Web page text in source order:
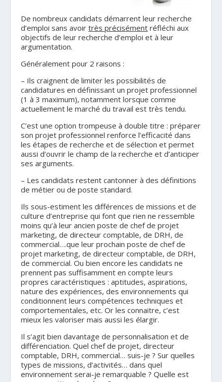
De nombreux candidats démarrent leur recherche
d’emploi sans avoirtrès précisément réfléchi aux
objectifs de leur recherche d’emploi et à leur
argumentation.
Généralement pour 2 raisons :
– Ils craignent de limiter les possibilités de
candidatures en définissant un projet professionnel
(1 à 3 maximum), notamment lorsque comme
actuellement le marché du travail est très tendu.
C’est une option trompeuse à double titre : préparer
son projet professionnel renforce l’efficacité dans
les étapes de recherche et de sélection et permet
aussi d’ouvrir le champ de la recherche et d’anticiper
ses arguments.
– Les candidats restent cantonner à des définitions
de métier ou de poste standard.
Ils sous-estiment les différences de missions et de
culture d’entreprise qui font que rien ne ressemble
moins qu’à leur ancien poste de chef de projet
marketing, de directeur comptable, de DRH, de
commercial….que leur prochain poste de chef de
projet marketing, de directeur comptable, de DRH,
de commercial. Ou bien encore les candidats ne
prennent pas suffisamment en compte leurs
propres caractéristiques : aptitudes, aspirations,
nature des expériences, des environnements qui
conditionnent leurs compétences techniques et
comportementales, etc. Or les connaitre, c’est
mieux les valoriser mais aussi les élargir.
Il s’agit bien davantage de personnalisation et de
différenciation. Quel chef de projet, directeur
comptable, DRH, commercial… suis-je ? Sur quelles
types de missions, d’activités… dans quel
environnement serai-je remarquable ? Quelle est